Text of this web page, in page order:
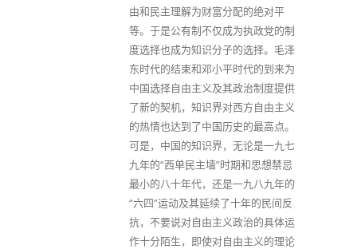
由和民主理解为财富分配的绝对平
等。于是公有制不仅成为执政党的制
度选择也成为知识分子的选择。毛泽
东时代的结束和邓小平时代的到来为
中国选择自由主义及其政治制度提供
了新的契机，知识界对西方自由主义
的热情也达到了中国历史的最高点。
可是，中国的知识界，无论是一九七
九年的“西单民主墙”时期和思想禁忌
最小的八十年代，还是一九八九年的
“六四”运动及其延续了十年的民间反
抗，不要说对自由主义政治的具体运
作十分陌生，即使对自由主义的理论